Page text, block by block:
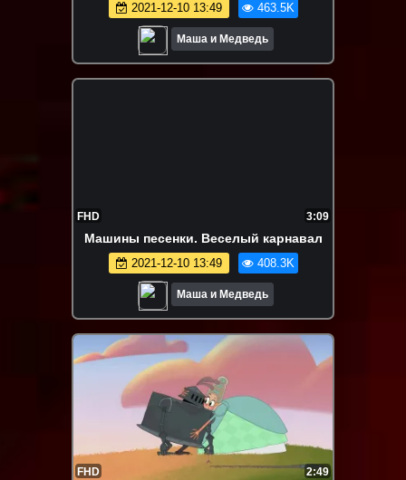
2021-12-10 13:49 463.5K
Маша и Медведь
FHD 3:09
Машины песенки. Веселый карнавал
2021-12-10 13:49 408.3K
Маша и Медведь
FHD 2:49